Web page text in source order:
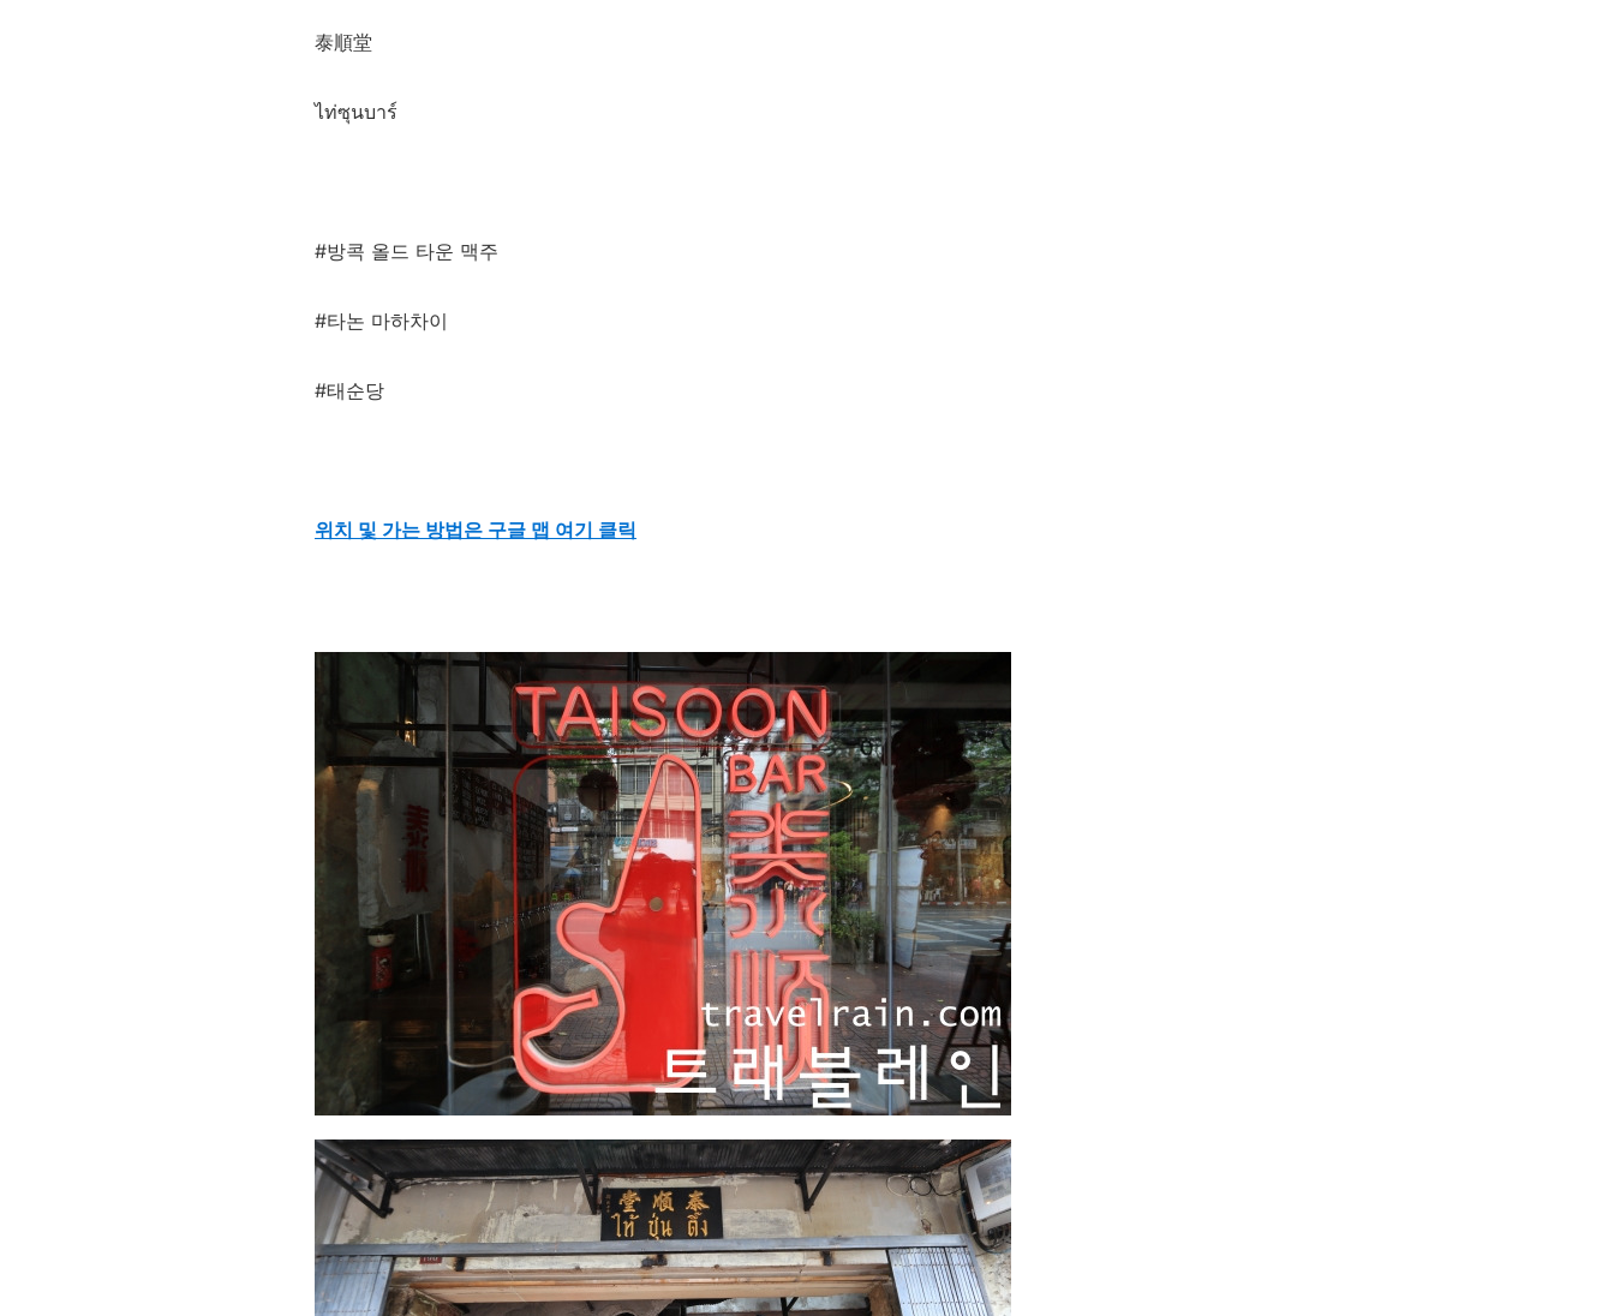
泰順堂
ไท่ซุนบาร์
#방콕 올드 타운 맥주
#타논 마하차이
#태순당
위치 및 가는 방법은 구글 맵 여기 클릭